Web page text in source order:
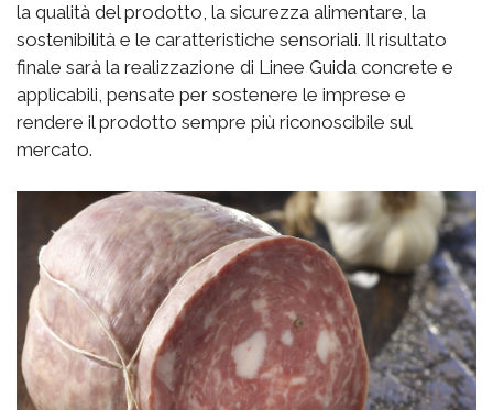
la qualità del prodotto, la sicurezza alimentare, la
sostenibilità e le caratteristiche sensoriali. Il risultato
finale sarà la realizzazione di Linee Guida concrete e
applicabili, pensate per sostenere le imprese e
rendere il prodotto sempre più riconoscibile sul
mercato.